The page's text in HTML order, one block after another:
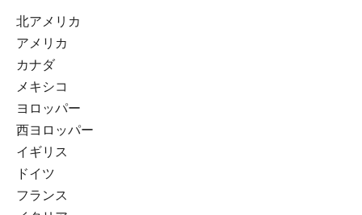
北アメリカ
アメリカ
カナダ
メキシコ
ヨロッパー
西ヨロッパー
イギリス
ドイツ
フランス